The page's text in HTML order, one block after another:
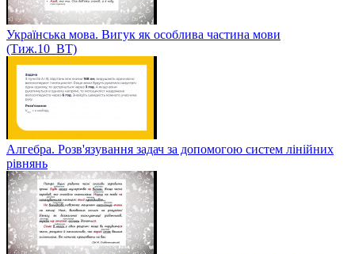
Українська мова. Вигук як особлива частина мови
(Тиж.10_ВТ)
Алгебра. Розв'язування задач за допомогою систем лінійних
рівнянь